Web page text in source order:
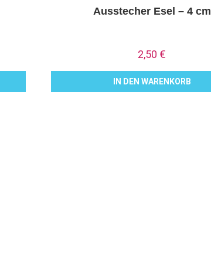
Ausstecher Esel – 4 cm
2,50 €
IN DEN WARENKORB